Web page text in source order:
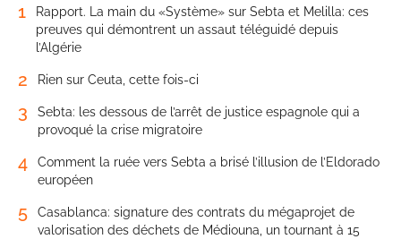
1
Rapport. La main du «Système» sur Sebta et Melilla: ces
preuves qui démontrent un assaut téléguidé depuis
l’Algérie
2 Rien sur Ceuta, cette fois-ci
3
Sebta: les dessous de l’arrêt de justice espagnole qui a
provoqué la crise migratoire
4
Comment la ruée vers Sebta a brisé l’illusion de l’Eldorado
européen
5
Casablanca: signature des contrats du mégaprojet de
valorisation des déchets de Médiouna, un tournant à 15